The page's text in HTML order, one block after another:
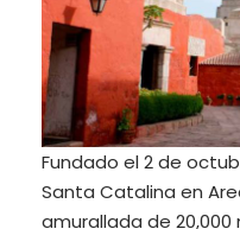
Fundado el 2 de
Santa Catalina en
amurallada de